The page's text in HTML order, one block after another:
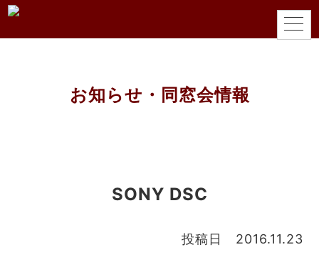
お知らせ・同窓会情報
SONY DSC
投稿日 2016.11.23